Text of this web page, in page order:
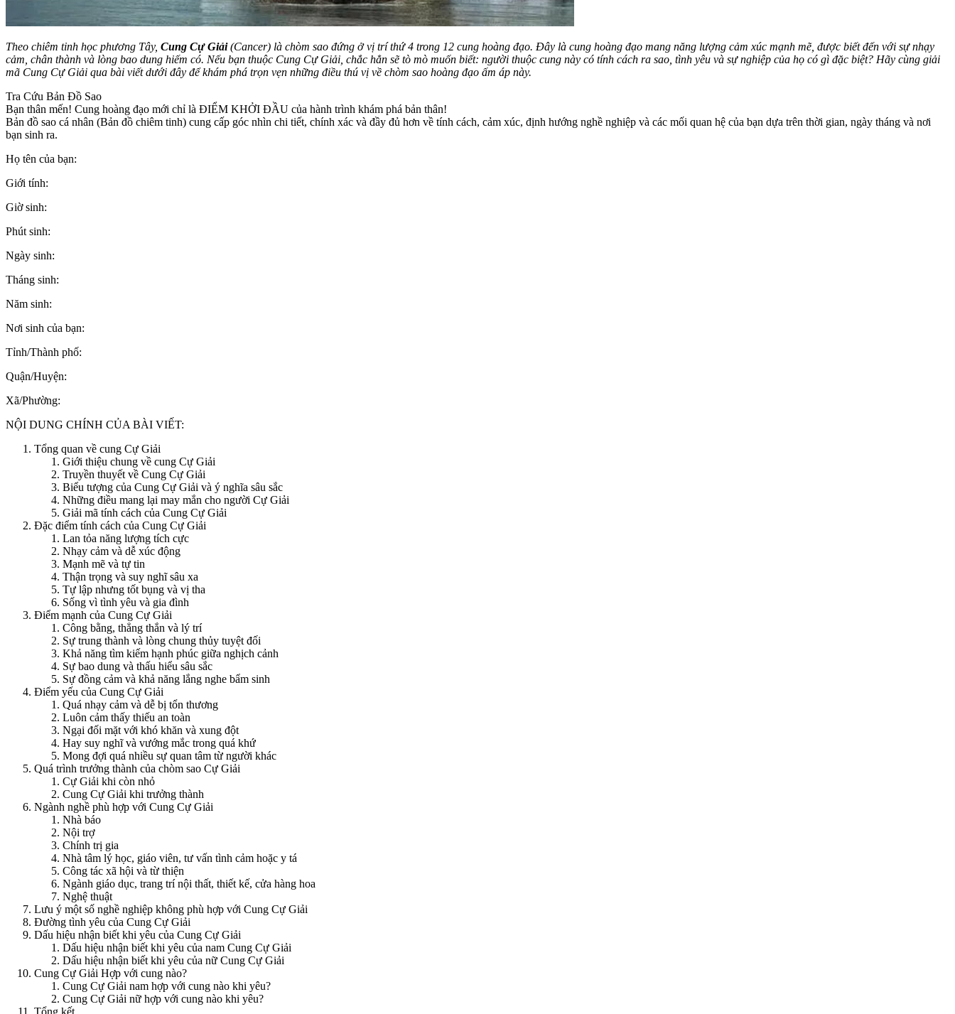
Theo chiêm tinh học phương Tây, Cung Cự Giải(Cancer) là chòm sao đứng ở vị trí thứ 4 trong 12 cung hoàng đạo. Đây là cung hoàng đạo mang năng lượng cảm xúc mạnh mẽ, được biết đến với sự nhạy
cảm, chân thành và lòng bao dung hiếm có. Nếu bạn thuộc Cung Cự Giải, chắc hẳn sẽ tò mò muốn biết: người thuộc cung này có tính cách ra sao, tình yêu và sự nghiệp của họ có gì đặc biệt? Hãy cùng giải
mã Cung Cự Giải qua bài viết dưới đây để khám phá trọn vẹn những điều thú vị về chòm sao hoàng đạo ấm áp này.
Tra Cứu Bản Đồ Sao
Bạn thân mến! Cung hoàng đạo mới chỉ là ĐIỂM KHỞI ĐẦU của hành trình khám phá bản thân!
Bản đồ sao cá nhân (Bản đồ chiêm tinh) cung cấp góc nhìn chi tiết, chính xác và đầy đủ hơn về tính cách, cảm xúc, định hướng nghề nghiệp và các mối quan hệ của bạn dựa trên thời gian, ngày tháng và nơi
bạn sinh ra.
Họ tên của bạn:
Giới tính:
Giờ sinh:
Phút sinh:
Ngày sinh:
Tháng sinh:
Năm sinh:
Nơi sinh của bạn:
Tỉnh/Thành phố:
Quận/Huyện:
Xã/Phường:
NỘI DUNG CHÍNH CỦA BÀI VIẾT:
Tổng quan về cung Cự Giải
Giới thiệu chung về cung Cự Giải
Truyền thuyết về Cung Cự Giải
Biểu tượng của Cung Cự Giải và ý nghĩa sâu sắc
Những điều mang lại may mắn cho người Cự Giải
Giải mã tính cách của Cung Cự Giải
Đặc điểm tính cách của Cung Cự Giải
Lan tỏa năng lượng tích cực
Nhạy cảm và dễ xúc động
Mạnh mẽ và tự tin
Thận trọng và suy nghĩ sâu xa
Tự lập nhưng tốt bụng và vị tha
Sống vì tình yêu và gia đình
Điểm mạnh của Cung Cự Giải
Công bằng, thẳng thắn và lý trí
Sự trung thành và lòng chung thủy tuyệt đối
Khả năng tìm kiếm hạnh phúc giữa nghịch cảnh
Sự bao dung và thấu hiểu sâu sắc
Sự đồng cảm và khả năng lắng nghe bẩm sinh
Điểm yếu của Cung Cự Giải
Quá nhạy cảm và dễ bị tổn thương
Luôn cảm thấy thiếu an toàn
Ngại đối mặt với khó khăn và xung đột
Hay suy nghĩ và vướng mắc trong quá khứ
Mong đợi quá nhiều sự quan tâm từ người khác
Quá trình trưởng thành của chòm sao Cự Giải
Cự Giải khi còn nhỏ
Cung Cự Giải khi trưởng thành
Ngành nghề phù hợp với Cung Cự Giải
Nhà báo
Nội trợ
Chính trị gia
Nhà tâm lý học, giáo viên, tư vấn tình cảm hoặc y tá
Công tác xã hội và từ thiện
Ngành giáo dục, trang trí nội thất, thiết kế, cửa hàng hoa
Nghệ thuật
Lưu ý một số nghề nghiệp không phù hợp với Cung Cự Giải
Đường tình yêu của Cung Cự Giải
Dấu hiệu nhận biết khi yêu của Cung Cự Giải
Dấu hiệu nhận biết khi yêu của nam Cung Cự Giải
Dấu hiệu nhận biết khi yêu của nữ Cung Cự Giải
Cung Cự Giải Hợp với cung nào?
Cung Cự Giải nam hợp với cung nào khi yêu?
Cung Cự Giải nữ hợp với cung nào khi yêu?